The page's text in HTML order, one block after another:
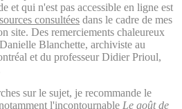
et qui n'est pas accessible en ligne est
consultées dans le cadre de mes
site. Des remerciements chaleureux
Blanchette, archiviste au
et du professeur Didier Prioul,
sur le sujet, je recommande le
l'incontournable Le goût de